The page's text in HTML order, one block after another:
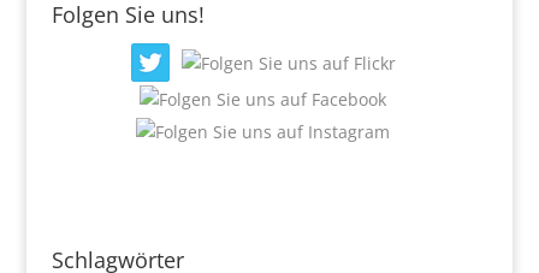
Folgen Sie uns!
Schlagwörter